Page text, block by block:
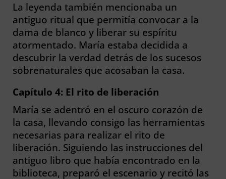
La leyenda también mencionaba un
antiguo ritual que permitía convocar a la
dama de blanco y liberar su espíritu
atormentado. María estaba decidida a
descubrir la verdad detrás de los sucesos
sobrenaturales que acosaban la casa.
Capítulo 4: El rito de liberación
María se adentró en el oscuro corazón de
la casa, llevando consigo las herramientas
necesarias para realizar el rito de
liberación. Siguiendo las instrucciones del
antiguo libro que había encontrado en la
biblioteca, preparó el escenario y recitó las